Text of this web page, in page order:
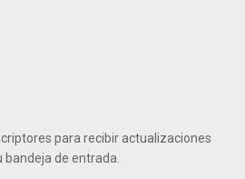
para recibir actualizaciones
de entrada.